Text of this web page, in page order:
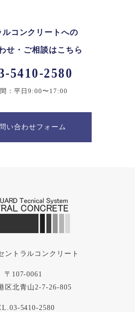
ルコンクリートへの
せ・ご相談はこちら
5410-2580
：平日9:00〜17:00
い合わせフォーム
ントラルコンクリート
〒107-0061
区北青山2-7-26-805
5410-2580